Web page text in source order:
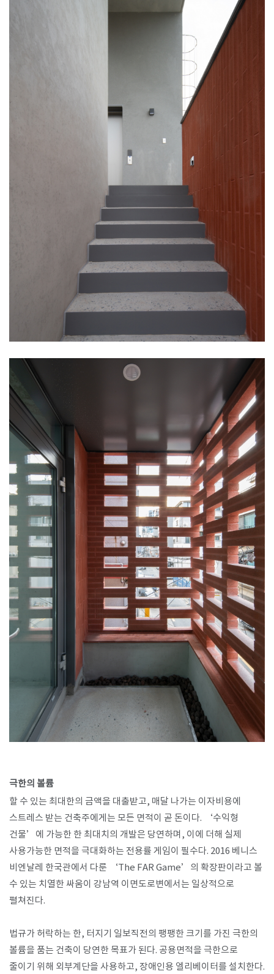
극한의 볼륨
할 수 있는 최대한의 금액을 대출받고, 매달 나가는 이자비용에
스트레스 받는 건축주에게는 모든 면적이 곧 돈이다. ‘수익형
건물’에 가능한 한 최대치의 개발은 당연하며, 이에 더해 실제
사용가능한 면적을 극대화하는 전용률 게임이 필수다. 2016 베니스
비엔날레 한국관에서 다룬 ‘The FAR Game’의 확장판이라고 볼
수 있는 치열한 싸움이 강남역 이면도로변에서는 일상적으로
펼쳐진다.
법규가 허락하는 한, 터지기 일보직전의 팽팽한 크기를 가진 극한의
볼륨을 품는 건축이 당연한 목표가 된다. 공용면적을 극한으로
줄이기 위해 외부계단을 사용하고, 장애인용 엘리베이터를 설치한다.